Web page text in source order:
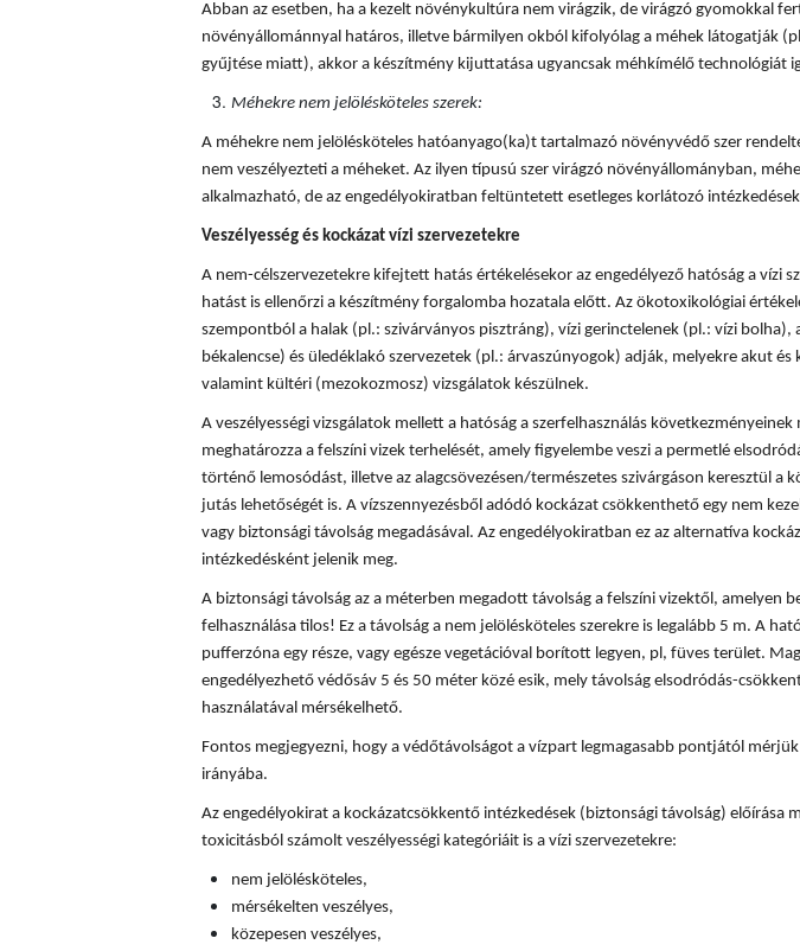
Abban az esetben, ha a kezelt növénykultúra nem virágzik, de virágzó gyomokkal
növényállománnyal határos, illetve bármilyen okból kifolyólag a méhek látogatják
gyűjtése miatt), akkor a készítmény kijuttatása ugyancsak méhkímélő technológiát
Méhekre nem jelölésköteles szerek:
A méhekre nem jelölésköteles hatóanyago(ka)t tartalmazó növényvédő szer
nem veszélyezteti a méheket. Az ilyen típusú szer virágzó növényállományban,
alkalmazható, de az engedélyokiratban feltüntetett esetleges korlátozó
Veszélyesség és kockázat vízi szervezetekre
A nem-célszervezetekre kifejtett hatás értékelésekor az engedélyező hatóság a vízi
hatást is ellenőrzi a készítmény forgalomba hozatala előtt. Az ökotoxikológiai
szempontból a halak (pl.: szivárványos pisztráng), vízi gerinctelenek (pl.: vízi bolha),
békalencse) és üledéklakó szervezetek (pl.: árvaszúnyogok) adják, melyekre akut
valamint kültéri (mezokozmosz) vizsgálatok készülnek.
A veszélyességi vizsgálatok mellett a hatóság a szerfelhasználás következményeinek
meghatározza a felszíni vizek terhelését, amely figyelembe veszi a permetlé
történő lemosódást, illetve az alagcsövezésen/természetes szivárgáson keresztül a
jutás lehetőségét is. A vízszennyezésből adódó kockázat csökkenthető egy nem
vagy biztonsági távolság megadásával. Az engedélyokiratban ez az alternatíva
intézkedésként jelenik meg.
A biztonsági távolság az a méterben megadott távolság a felszíni vizektől, amelyen
felhasználása tilos! Ez a távolság a nem jelölésköteles szerekre is legalább 5 m. A
pufferzóna egy része, vagy egésze vegetációval borított legyen, pl, füves terület.
engedélyezhető védősáv 5 és 50 méter közé esik, mely távolság elsodródás-
használatával mérsékelhető.
Fontos megjegyezni, hogy a védőtávolságot a vízpart legmagasabb pontjától
irányába.
Az engedélyokirat a kockázatcsökkentő intézkedések (biztonsági távolság) előírása
toxicitásból számolt veszélyességi kategóriáit is a vízi szervezetekre:
nem jelölésköteles,
mérsékelten veszélyes,
közepesen veszélyes,